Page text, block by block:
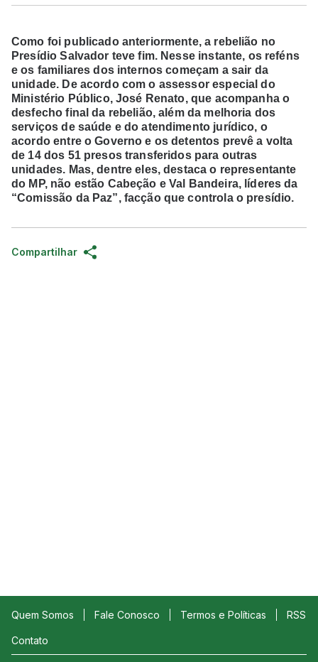
Como foi publicado anteriormente, a rebelião no
Presídio Salvador teve fim. Nesse instante, os reféns
e os familiares dos internos começam a sair da
unidade. De acordo com o assessor especial do
Ministério Público, José Renato, que acompanha o
desfecho final da rebelião, além da melhoria dos
serviços de saúde e do atendimento jurídico, o
acordo entre o Governo e os detentos prevê a volta
de 14 dos 51 presos transferidos para outras
unidades. Mas, dentre eles, destaca o representante
do MP, não estão Cabeção e Val Bandeira, líderes da
“Comissão da Paz”, facção que controla o presídio.
Compartilhar
Quem Somos Fale Conosco Termos e Políticas RSS
Contato